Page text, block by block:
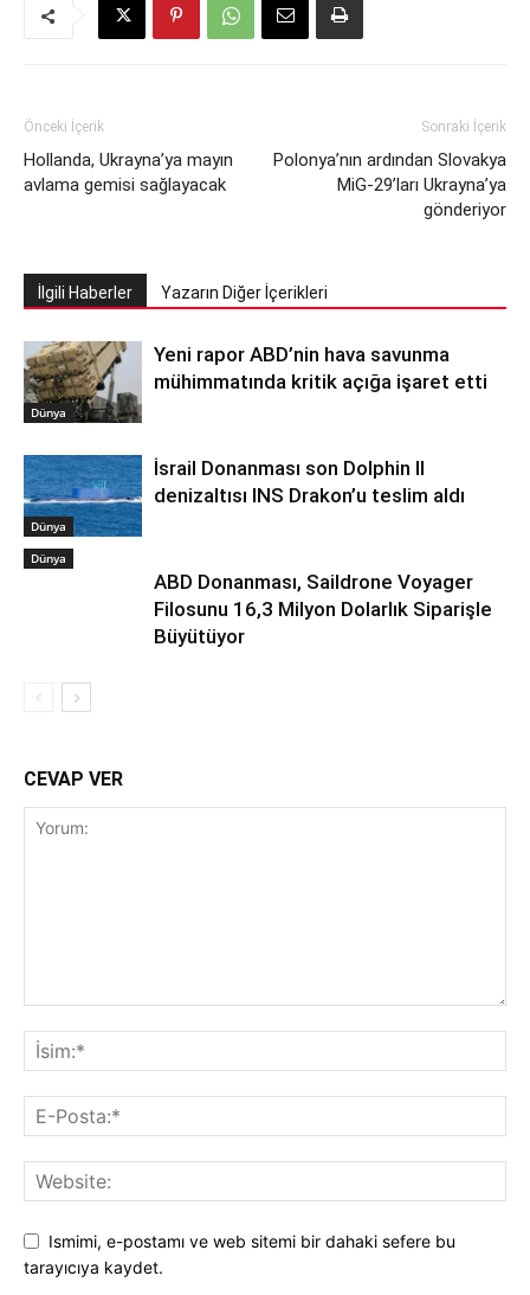
Önceki İçerik
Hollanda, Ukrayna’ya mayın
avlama gemisi sağlayacak
Sonraki İçerik
Polonya’nın ardından Slovakya
MiG-29’ları Ukrayna’ya
gönderiyor
İlgili Haberler Yazarın Diğer İçerikleri
Dünya
Yeni rapor ABD’nin hava savunma
mühimmatında kritik açığa işaret etti
Dünya
İsrail Donanması son Dolphin II
denizaltısı INS Drakon’u teslim aldı
Dünya
ABD Donanması, Saildrone Voyager
Filosunu 16,3 Milyon Dolarlık Siparişle
Büyütüyor
CEVAP VER
Ismimi, e-postamı ve web sitemi bir dahaki sefere bu
tarayıcıya kaydet.